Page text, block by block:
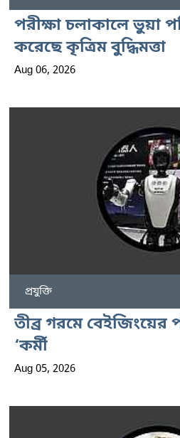
পরীক্ষা চলাকালে ভুয়া
করেছে কৃত্রিম বুদ্ধিমত্তা
Aug 06, 2026
প্রযুক্তি
তীব্র গরমে বেইজিংয়ের
‘কর্মী
Aug 05, 2026